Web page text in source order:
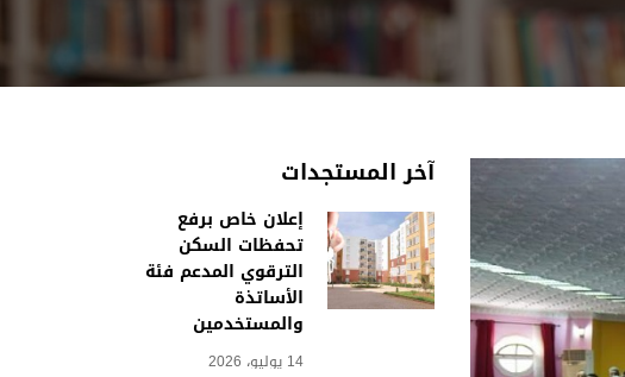
آخر المستجدات
إعلان خاص برفع
تحفظات السكن
الترقوي المدعم فئة
الأساتذة
والمستخدمين
14 يوليو، 2026